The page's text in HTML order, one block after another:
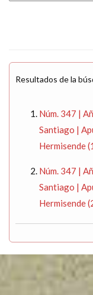
Resultados de la
Núm. 347 |
Santiago |
Hermisende
Núm. 347 |
Santiago |
Hermisende